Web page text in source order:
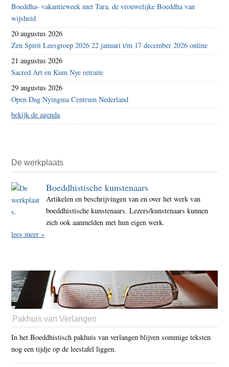
Boeddha- vakantieweek met Tara, de vrouwelijke Boeddha van
wijsheid
20 augustus 2026
Zen Spirit Leesgroep 2026 22 januari t/m 17 december 2026 online
21 augustus 2026
Sacred Art en Kum Nye retraite
29 augustus 2026
Open Dag Nyingma Centrum Nederland
bekijk de agenda
De werkplaats
Boeddhistische kunstenaars
Artikelen en beschrijvingen van en over het werk van
boeddhistische kunstenaars. Lezers/kunstenaars kunnen
zich ook aanmelden met hun eigen werk.
lees meer »
Pakhuis van Verlangen
In het Boeddhistisch pakhuis van verlangen blijven sommige teksten
nog een tijdje op de leestafel liggen.